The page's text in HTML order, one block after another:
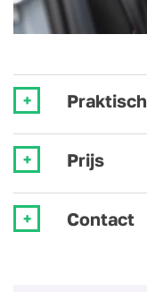
Praktisch
Prijs
Contact